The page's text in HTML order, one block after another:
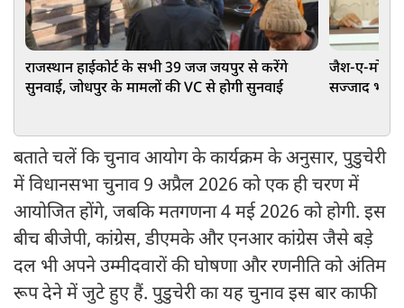
राजस्थान हाईकोर्ट के सभी 39 जज जयपुर से करेंगे
सुनवाई, जोधपुर के मामलों की VC से होगी सुनवाई
जैश-ए-
सज्जाद भट
बताते चलें कि चुनाव आयोग के कार्यक्रम के अनुसार, पुडुचेरी
में विधानसभा चुनाव 9 अप्रैल 2026 को एक ही चरण में
आयोजित होंगे, जबकि मतगणना 4 मई 2026 को होगी. इस
बीच बीजेपी, कांग्रेस, डीएमके और एनआर कांग्रेस जैसे बड़े
दल भी अपने उम्मीदवारों की घोषणा और रणनीति को अंतिम
रूप देने में जुटे हुए हैं. पुडुचेरी का यह चुनाव इस बार काफी